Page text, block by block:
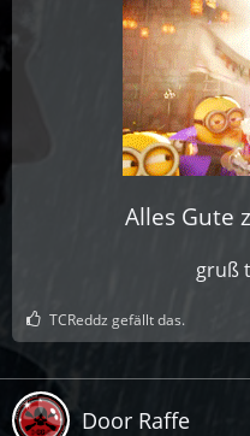
Alles Gute
gruß
TCReddz gefällt das.
Door Raffe